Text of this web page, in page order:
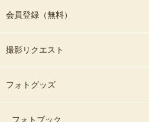
会員登録（無料）
撮影リクエスト
フォトグッズ
フォトブック